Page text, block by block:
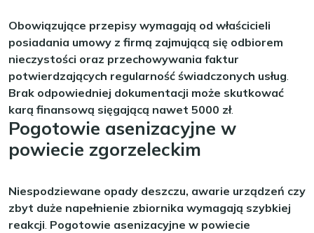
Obowiązujące przepisy wymagają od właścicieli
posiadania umowy z firmą zajmującą się odbiorem
nieczystości oraz przechowywania faktur
potwierdzających regularność świadczonych usług.
Brak odpowiedniej dokumentacji może skutkować
karą finansową sięgającą nawet 5000 zł.
Pogotowie asenizacyjne w
powiecie zgorzeleckim
Niespodziewane opady deszczu, awarie urządzeń czy
zbyt duże napełnienie zbiornika wymagają szybkiej
reakcji. Pogotowie asenizacyjne w powiecie